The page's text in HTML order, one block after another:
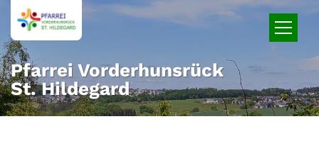
Zum Inhalt springen
Pfarrei Vorderhunsrück
St. Hildegard